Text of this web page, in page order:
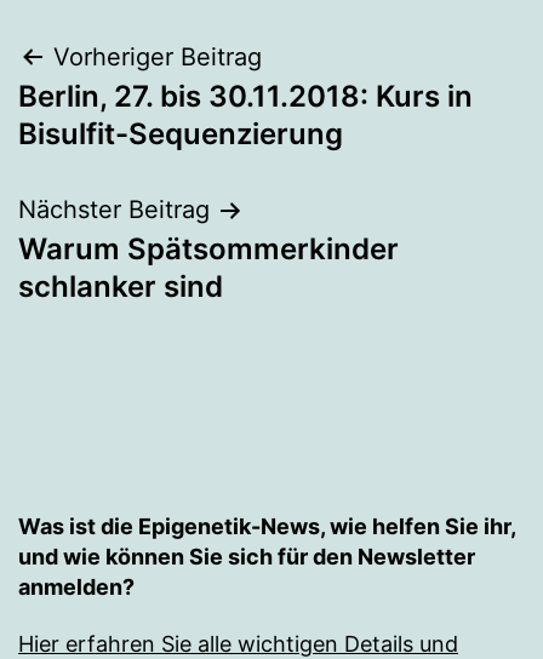
Beitragsnavigation
Vorheriger Beitrag
Berlin, 27. bis 30.11.2018: Kurs in
Bisulfit-Sequenzierung
Nächster Beitrag
Warum Spätsommerkinder
schlanker sind
Was ist die Epigenetik-News, wie helfen Sie ihr,
und wie können Sie sich für den Newsletter
anmelden?
Hier erfahren Sie alle wichtigen Details und